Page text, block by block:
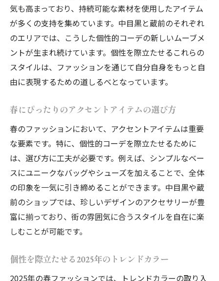
気も高まっており、持続可能な素材を使用したアイテム
が多くの支持を集めています。中目黒と蔵前のそれぞれ
のエリアでは、こうした個性的コーデの新しいムーブメ
ントが生まれ続けています。個性を際立たせるこれらの
スタイルは、ファッションを通じて自分自身をもっと自
由に表現するための道しるべとなっています。
春にぴったりのアクセントアイテムの選び方
春のファッションにおいて、アクセントアイテムは重要
な要素です。特に、個性的コーデを際立たせるために
は、選び方に工夫が必要です。例えば、シンプルなベー
スにユニークなバッグやシューズを加えることで、全体
の印象を一気に引き締めることができます。中目黒や蔵
前のショップでは、珍しいデザインのアクセサリーが豊
富に揃っており、街の雰囲気に合うスタイルを自在に楽
しむことが可能です。
個性を際立たせる2025年のトレンドカラー
2025年の春ファッションでは、トレンドカラーの取り入